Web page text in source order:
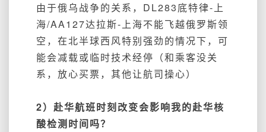
由于俄乌战争的关系，DL283底特律-上
海/AA127达拉斯-上海不能飞越俄罗斯领
空，在北半球西风特别强劲的情况下，可
能会减载或临时技术经停（和乘客没关
系，放心买票，其他让航司操心）
2）赴华航班时刻改变会影响我的赴华核
酸检测时间吗？